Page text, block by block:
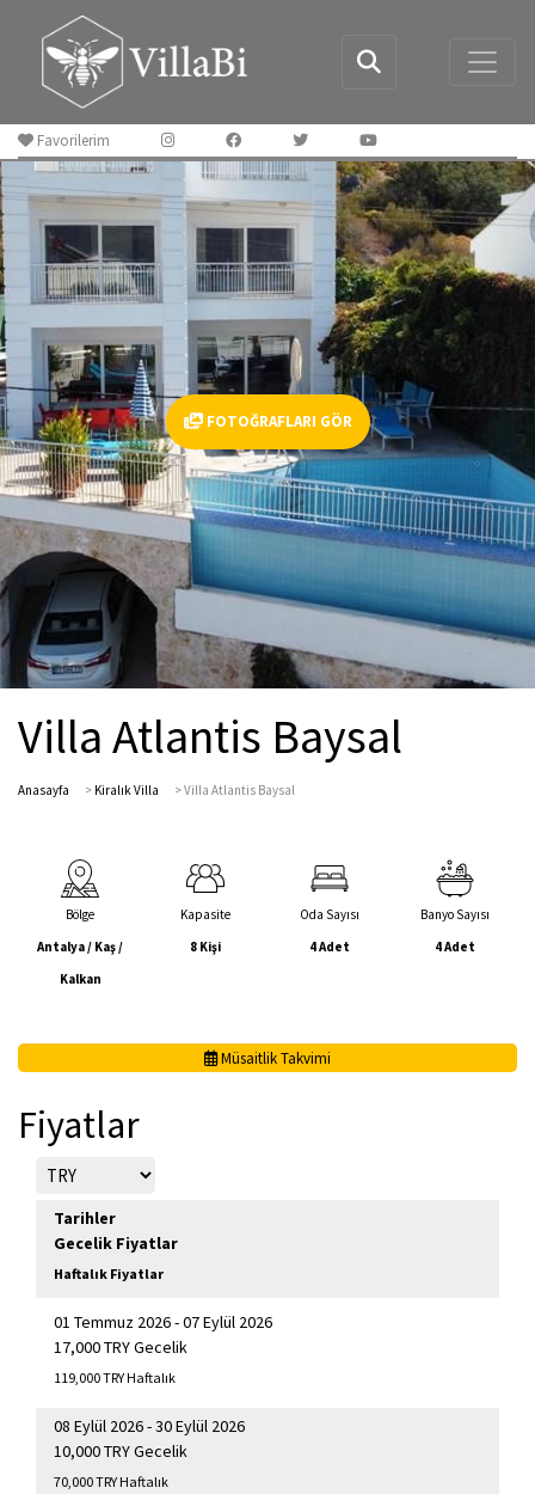
Favorilerim
FOTOĞRAFLARI GÖR
Villa Atlantis Baysal
Anasayfa > Kiralık Villa >Villa Atlantis Baysal
Bölge
Antalya / Kaş /
Kalkan
Kapasite
8 Kişi
Oda Sayısı
4 Adet
Banyo Sayısı
4 Adet
Müsaitlik Takvimi
Fiyatlar
Tarihler
Gecelik Fiyatlar
Haftalık Fiyatlar
01 Temmuz 2026 - 07 Eylül 2026
17,000 TRY Gecelik
119,000 TRY Haftalık
08 Eylül 2026 - 30 Eylül 2026
10,000 TRY Gecelik
70,000 TRY Haftalık